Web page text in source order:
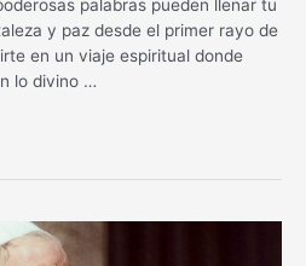
palabras pueden llenar tu
y paz desde el primer rayo de
en un viaje espiritual donde
lo divino …